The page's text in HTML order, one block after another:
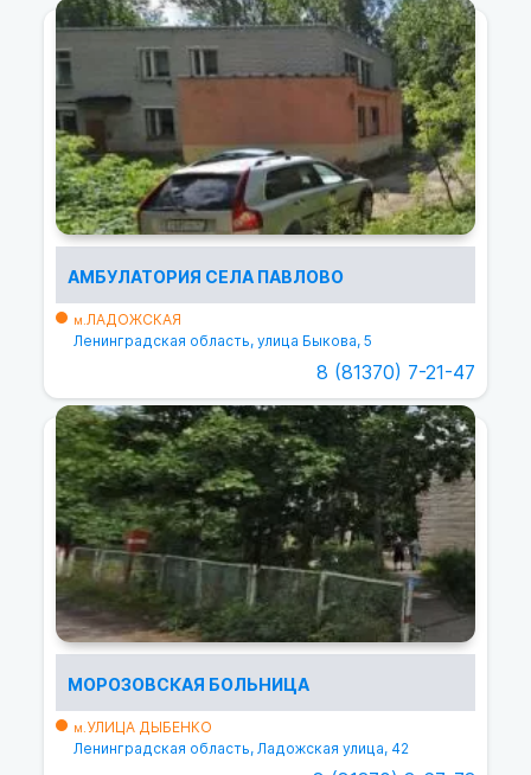
АМБУЛАТОРИЯ СЕЛА ПАВЛОВО
м.ЛАДОЖСКАЯ
Ленинградская область, улица Быкова, 5
8 (81370) 7-21-47
МОРОЗОВСКАЯ БОЛЬНИЦА
м.УЛИЦА ДЫБЕНКО
Ленинградская область, Ладожская улица, 42